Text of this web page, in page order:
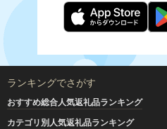
ランキングでさがす
おすすめ総合人気返礼品ランキング
カテゴリ別人気返礼品ランキング